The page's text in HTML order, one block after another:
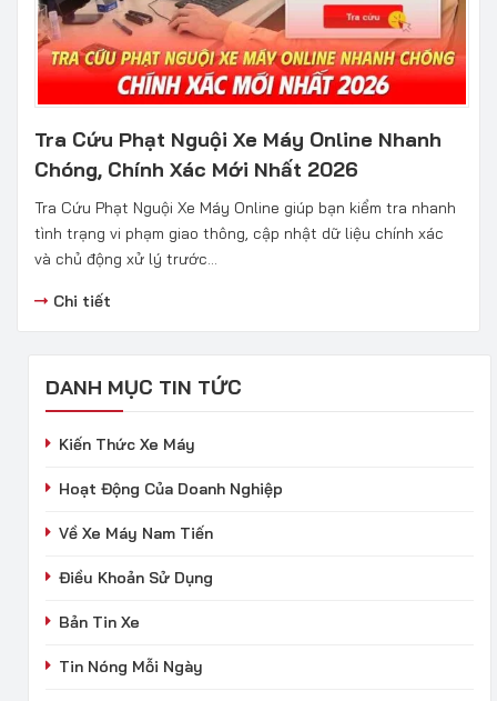
Tra Cứu Phạt Nguội Xe Máy Online Nhanh
Chóng, Chính Xác Mới Nhất 2026
Tra Cứu Phạt Nguội Xe Máy Online giúp bạn kiểm tra nhanh
tình trạng vi phạm giao thông, cập nhật dữ liệu chính xác
và chủ động xử lý trước...
Chi tiết
DANH MỤC TIN TỨC
Kiến Thức Xe Máy
Hoạt Động Của Doanh Nghiệp
Về Xe Máy Nam Tiến
Điều Khoản Sử Dụng
Bản Tin Xe
Tin Nóng Mỗi Ngày